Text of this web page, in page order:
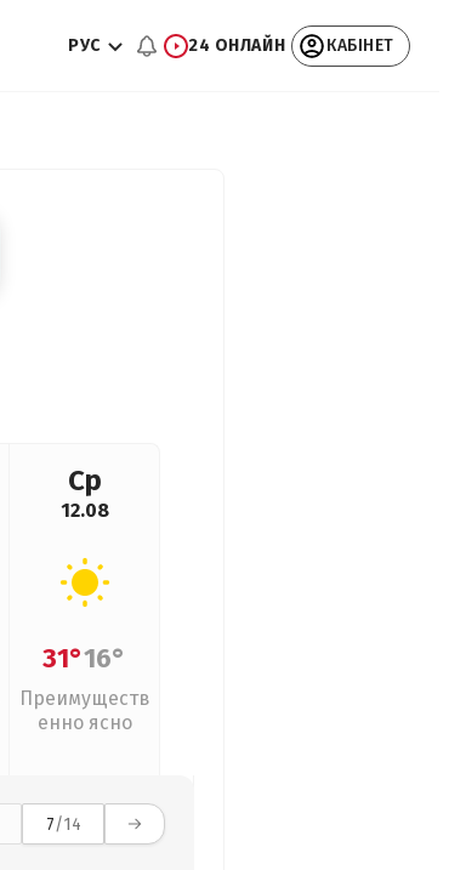
РУС 24 ОНЛАЙН КАБІНЕТ
Ср
12.08
31°16°
Преимуществ
енно ясно
7/14